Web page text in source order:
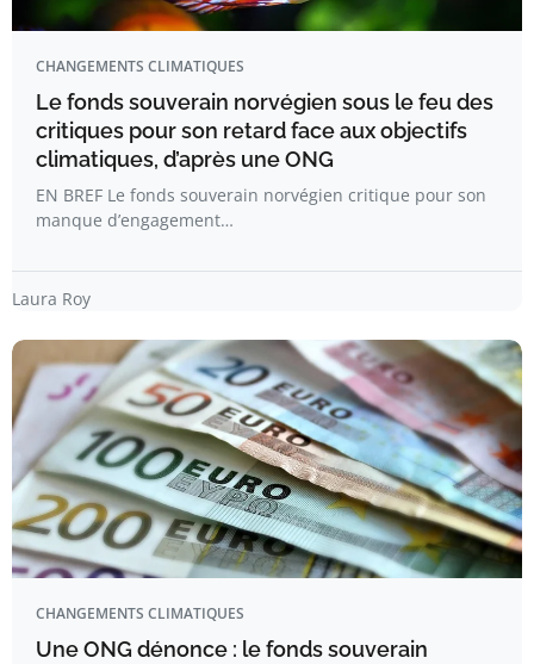
CHANGEMENTS CLIMATIQUES
Le fonds souverain norvégien sous le feu des
critiques pour son retard face aux objectifs
climatiques, d’après une ONG
EN BREF Le fonds souverain norvégien critique pour son
manque d’engagement…
Laura Roy
CHANGEMENTS CLIMATIQUES
Une ONG dénonce : le fonds souverain